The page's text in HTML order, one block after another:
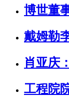
博世董
戴姆勒
肖亚庆
工程院